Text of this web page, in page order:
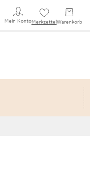
Mein KontoMerkzettel Warenkorb